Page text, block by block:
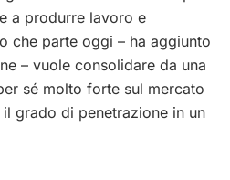
a produrre lavoro e
che parte oggi – ha aggiunto
– vuole consolidare da una
sé molto forte sul mercato
il grado di penetrazione in un